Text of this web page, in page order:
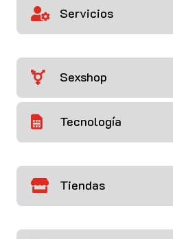
 Servicios
 Sexshop
 Tecnología
 Tiendas